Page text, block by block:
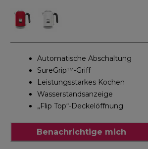
Automatische Abschaltung
SureGrip™-Griff
Leistungsstarkes Kochen
Wasserstandsanzeige
„Flip Top“-Deckelöffnung
Benachrichtige mich